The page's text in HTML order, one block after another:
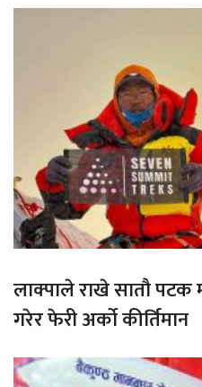
लाक्पाले राखे सातौ
गरेर फेरी अर्को कीर्तिमान